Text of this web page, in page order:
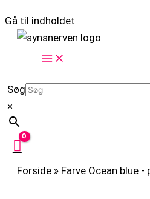
Gå til indholdet
Søg
×
Forside » Farve Ocean blue